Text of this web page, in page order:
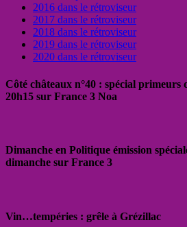
2016 dans le rétroviseur
2017 dans le rétroviseur
2018 dans le rétroviseur
2019 dans le rétroviseur
2020 dans le rétroviseur
Côté châteaux n°40 : spécial primeurs
20h15 sur France 3 Noa
Dimanche en Politique émission
dimanche sur France 3
Vin…tempéries : grêle à Grézillac